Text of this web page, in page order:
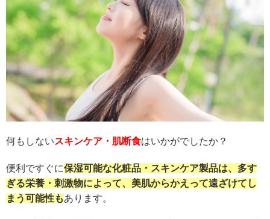
何もしないスキンケア・肌断食はいかがでしたか？
便利ですぐに保湿可能な化粧品・スキンケア製品は、多す
ぎる栄養・刺激物によって、美肌からかえって遠ざけてし
まう可能性もあります。